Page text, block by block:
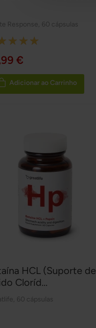
Response 60 cápsulas
€
Adicionar ao Carrinho
HCL (Suporte de
Cloríd...
60 cápsulas